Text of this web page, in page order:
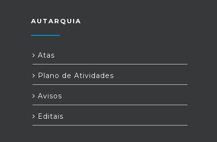
AUTARQUIA
Atas
Plano de Atividades
Avisos
Editais